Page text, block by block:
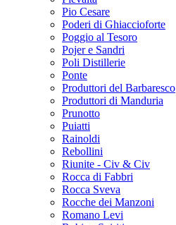
Pio Cesare
Poderi di Ghiaccioforte
Poggio al Tesoro
Pojer e Sandri
Poli Distillerie
Ponte
Produttori del Barbaresco
Produttori di Manduria
Prunotto
Puiatti
Rainoldi
Rebollini
Riunite - Civ & Civ
Rocca di Fabbri
Rocca Sveva
Rocche dei Manzoni
Romano Levi